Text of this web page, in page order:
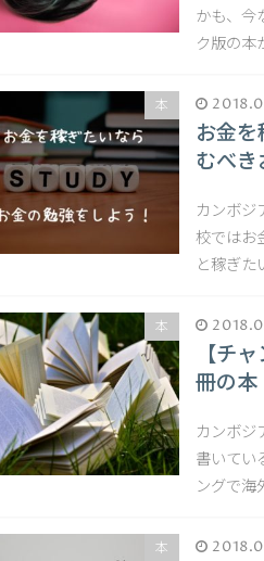
かも、今
ク版の本
本
お金
むべ
カンボジ
校ではお
と稼ぎ
本
【チ
冊の本
カンボジ
書いてい
ングで海
本